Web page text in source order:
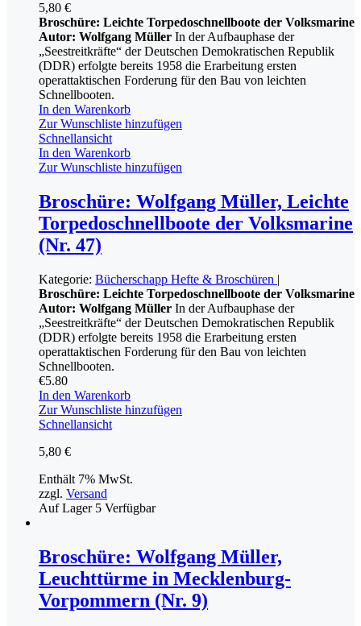
5,80 €
Broschüre: Leichte Torpedoschnellboote der Volksmarine
Autor: Wolfgang Müller In der Aufbauphase der
„Seestreitkräfte“ der Deutschen Demokratischen Republik
(DDR) erfolgte bereits 1958 die Erarbeitung ersten
operattaktischen Forderung für den Bau von leichten
Schnellbooten.
In den Warenkorb
Zur Wunschliste hinzufügen
Schnellansicht
In den Warenkorb
Zur Wunschliste hinzufügen
Broschüre: Wolfgang Müller, Leichte
Torpedoschnellboote der Volksmarine
(Nr. 47)
Kategorie: Bücherschapp Hefte & Broschüren |
Broschüre: Leichte Torpedoschnellboote der Volksmarine
Autor: Wolfgang Müller In der Aufbauphase der
„Seestreitkräfte“ der Deutschen Demokratischen Republik
(DDR) erfolgte bereits 1958 die Erarbeitung ersten
operattaktischen Forderung für den Bau von leichten
Schnellbooten.
€5.80
In den Warenkorb
Zur Wunschliste hinzufügen
Schnellansicht
5,80 €
Enthält 7% MwSt.
zzgl. Versand
Auf Lager5 Verfügbar
Broschüre: Wolfgang Müller,
Leuchttürme in Mecklenburg-
Vorpommern (Nr. 9)